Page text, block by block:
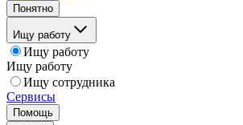
Понятно
Ищу работу
Ищу работу
Ищу работу
Ищу сотрудника
Сервисы
Помощь